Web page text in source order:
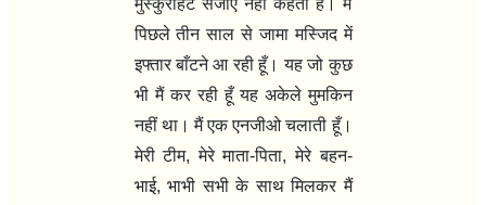
पिछले तीन साल से जामा मस्जिद में
इफ्तार बाँटने आ रही हूँ। यह जो कुछ
भी मैं कर रही हूँ यह अकेले मुमकिन
नहीं था। मैं एक एनजीओ चलाती हूँ।
मेरी टीम,मेरे माता-पिता,मेरे बहन-
भाई, भाभी सभी के साथ मिलकर मैं